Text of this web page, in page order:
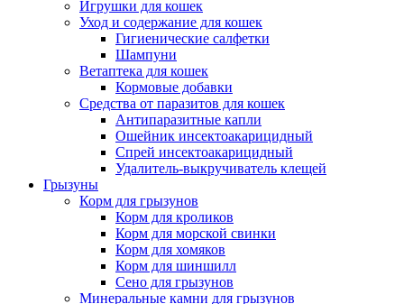
Игрушки для кошек
Уход и содержание для кошек
Гигиенические салфетки
Шампуни
Ветаптека для кошек
Кормовые добавки
Средства от паразитов для кошек
Антипаразитные капли
Ошейник инсектоакарицидный
Спрей инсектоакарицидный
Удалитель-выкручиватель клещей
Грызуны
Корм для грызунов
Корм для кроликов
Корм для морской свинки
Корм для хомяков
Корм для шиншилл
Сено для грызунов
Минеральные камни для грызунов